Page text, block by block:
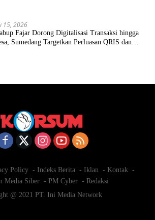
15, 2026
Fajar Dorong Digitalisasi Transaksi hingga
Sumedang Targetkan Perluasan QRIS dan
Policy Indeks Berita Iklan
Kontak
Media Siber
PM Cyber
Redaksi
@ 2021 PT. Ini Media Network